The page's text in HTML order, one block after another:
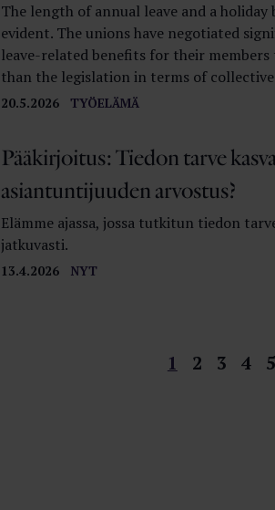
20.5.2026 TYÖELÄMÄ
The length of annual leave and a holiday
evident. The unions have negotiated
leave-related benefits for their
than the legislation in terms of
13.4.2026 NYT
Pääkirjoitus: Tiedon tarve
asiantuntijuuden arvostus?
Elämme ajassa, jossa tutkitun tiedon
jatkuvasti.
1 2 3 4 5